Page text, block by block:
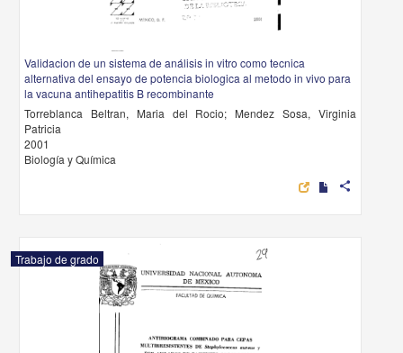
Validacion de un sistema de análisis in vitro como tecnica
alternativa del ensayo de potencia biologica al metodo in vivo para
la vacuna antihepatitis B recombinante
Torreblanca Beltran, Maria del Rocio; Mendez Sosa, Virginia
Patricia
2001
Biología y Química
share
Trabajo de grado